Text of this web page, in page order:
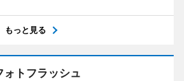
もっと見る
ォトフラッシュ